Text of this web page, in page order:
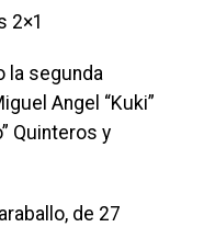
2×1
la segunda
Angel “Kuki”
Quinteros y
de 27